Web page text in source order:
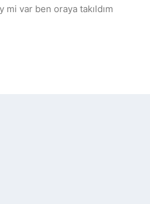
var ben oraya takıldım